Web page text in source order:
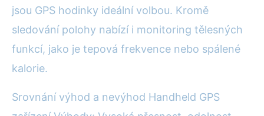
jsou GPS hodinky ideální volbou. Kromě
sledování polohy nabízí i monitoring tělesných
funkcí, jako je tepová frekvence nebo spálené
kalorie.
Srovnání výhod a nevýhod Handheld GPS